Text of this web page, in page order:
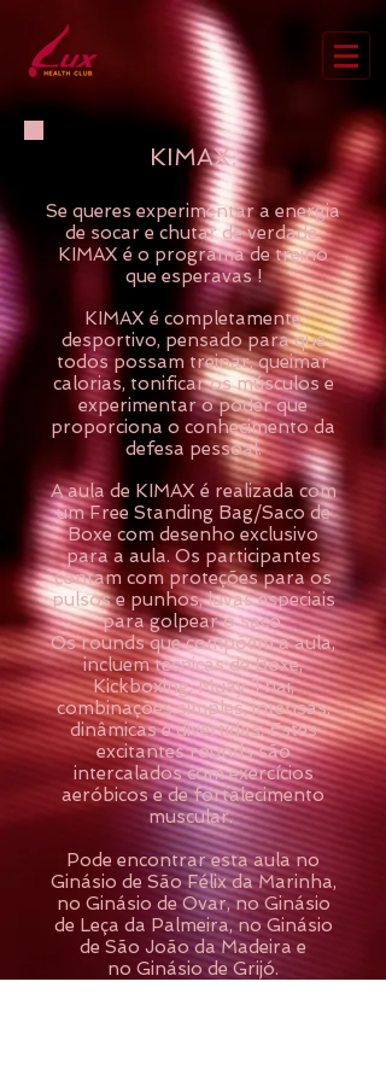
KIMAX:
Se queres experimentar a energia
de socar e chutar de verdade,
KIMAX é o programa de treino
que esperavas !
KIMAX é completamente
desportivo, pensado para que
todos possam treinar, queimar
calorias, tonificar os músculos e
experimentar o poder que
proporciona o conhecimento da
defesa pessoal.
A aula de KIMAX é realizada com
um Free Standing Bag/Saco de
Boxe com desenho exclusivo
para a aula. Os participantes
contam com proteções para os
pulsos e punhos, luvas especiais
para golpear o saco.
Os rounds que compõem a aula,
incluem técnicas de Boxe,
Kickboxing, Muay Thai,
combinações simples, intensas,
dinâmicas e divertidas. Estes
excitantes rounds são
intercalados com exercícios
aeróbicos e de fortalecimento
muscular.
Pode encontrar esta aula no
Ginásio de São Félix da Marinha,
no Ginásio de Ovar, no Ginásio
de Leça da Palmeira, no Ginásio
de São João da Madeira e
no Ginásio de Grijó.